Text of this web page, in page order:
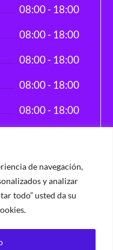
de navegación,
y analizar
todo” usted da su
08:00 - 18:00
08:00 - 18:00
08:00 - 18:00
08:00 - 18:00
08:00 - 18:00